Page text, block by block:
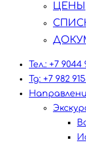
ЦЕНЫ
Тел.: +7 9044
Tg: +7 982